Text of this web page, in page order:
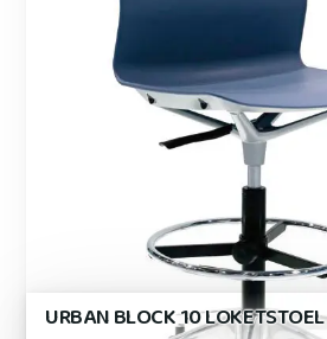
URBAN BLOCK 10 LOKETSTOEL